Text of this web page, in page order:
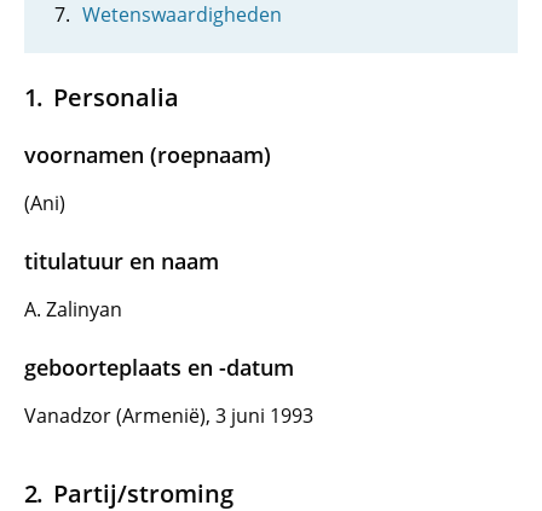
Wetenswaardigheden
Personalia
voornamen (roepnaam)
(Ani)
titulatuur en naam
A. Zalinyan
geboorteplaats en -datum
Vanadzor (Armenië), 3 juni 1993
Partij/stroming